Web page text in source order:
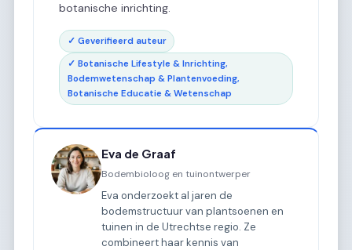
botanische inrichting.
✓ Geverifieerd auteur
✓ Botanische Lifestyle & Inrichting,
Bodemwetenschap & Plantenvoeding,
Botanische Educatie & Wetenschap
Eva de Graaf
Bodembioloog en tuinontwerper
Eva onderzoekt al jaren de
bodemstructuur van plantsoenen en
tuinen in de Utrechtse regio. Ze
combineert haar kennis van